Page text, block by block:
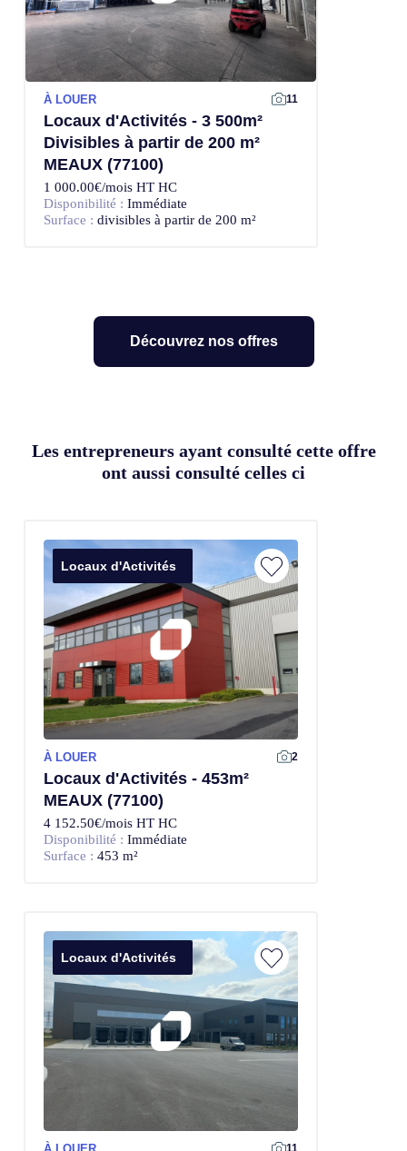
À LOUER 11
Locaux d'Activités - 3 500m²
Divisibles à partir de 200 m²
MEAUX (77100)
1 000.00€/mois HT HC
Disponibilité : Immédiate
Surface : divisibles à partir de 200 m²
Découvrez nos offres
Les entrepreneurs ayant consulté cette offre
ont aussi consulté celles ci
Locaux d'Activités
À LOUER 2
Locaux d'Activités - 453m²
MEAUX (77100)
4 152.50€/mois HT HC
Disponibilité : Immédiate
Surface : 453 m²
Locaux d'Activités
11